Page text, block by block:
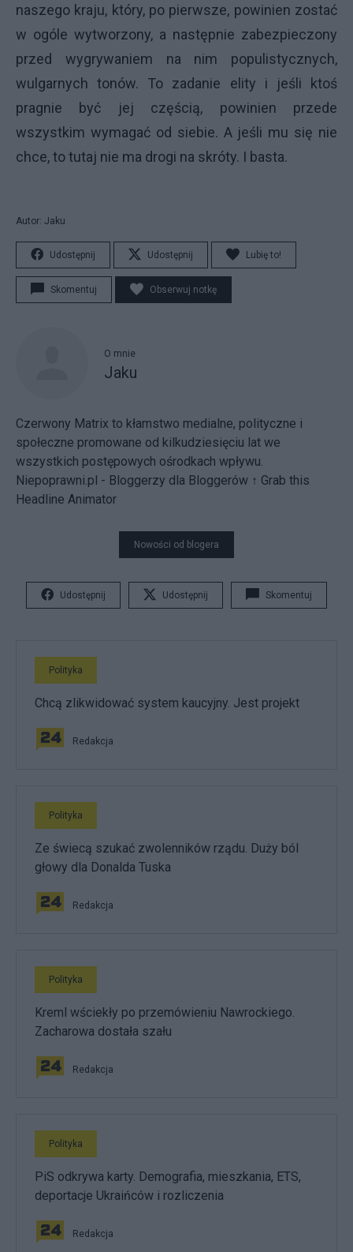
naszego kraju, który, po pierwsze, powinien zostać
w ogóle wytworzony, a następnie zabezpieczony
przed wygrywaniem na nim populistycznych,
wulgarnych tonów. To zadanie elity i jeśli ktoś
pragnie być jej częścią, powinien przede
wszystkim wymagać od siebie. A jeśli mu się nie
chce, to tutaj nie ma drogi na skróty. I basta.
Autor: Jaku
Udostępnij Udostępnij Lubię to!
Skomentuj Obserwuj notkę
O mnie
Jaku
Czerwony Matrix to kłamstwo medialne, polityczne i
społeczne promowane od kilkudziesięciu lat we
wszystkich postępowych ośrodkach wpływu.
Niepoprawni.pl - Bloggerzy dla Bloggerów ↑ Grab this
Headline Animator
Nowości od blogera
Udostępnij Udostępnij Skomentuj
Polityka
Chcą zlikwidować system kaucyjny. Jest projekt
Redakcja
Polityka
Ze świecą szukać zwolenników rządu. Duży ból
głowy dla Donalda Tuska
Redakcja
Polityka
Kreml wściekły po przemówieniu Nawrockiego.
Zacharowa dostała szału
Redakcja
Polityka
PiS odkrywa karty. Demografia, mieszkania, ETS,
deportacje Ukraińców i rozliczenia
Redakcja